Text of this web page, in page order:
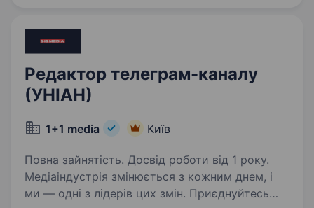
Редактор телеграм-каналу
(УНІАН)
1+1 media Київ
Повна зайнятість. Досвід роботи від 1 року.
Медіаіндустрія змінюється з кожним днем, і
ми — одні з лідерів цих змін. Приєднуйтесь